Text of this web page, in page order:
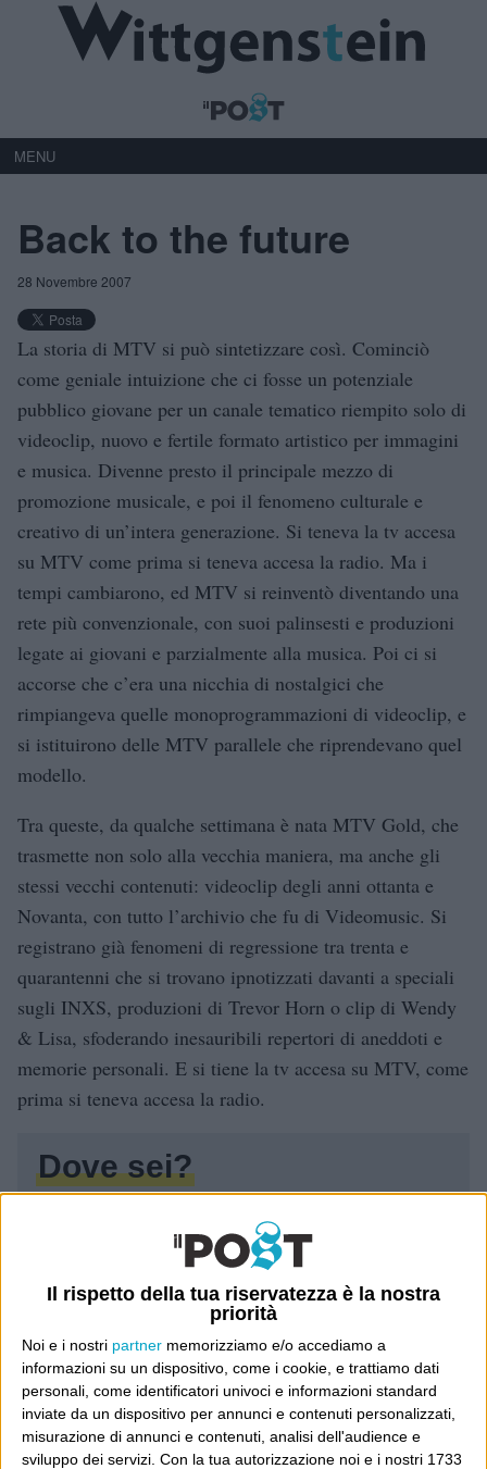
Il rispetto della tua riservatezza è la nostra
priorità
Noi e i nostri partner memorizziamo e/o accediamo a
informazioni su un dispositivo, come i cookie, e trattiamo dati
personali, come identificatori univoci e informazioni standard
inviate da un dispositivo per annunci e contenuti personalizzati,
misurazione di annunci e contenuti, analisi dell'audience e
sviluppo dei servizi. Con la tua autorizzazione noi e i nostri 1733
MENU
Back to the future
28 Novembre 2007
La storia di MTV si può sintetizzare così. Cominciò
come geniale intuizione che ci fosse un potenziale
pubblico giovane per un canale tematico riempito solo di
videoclip, nuovo e fertile formato artistico per immagini
e musica. Divenne presto il principale mezzo di
promozione musicale, e poi il fenomeno culturale e
creativo di un’intera generazione. Si teneva la tv accesa
su MTV come prima si teneva accesa la radio. Ma i
tempi cambiarono, ed MTV si reinventò diventando una
rete più convenzionale, con suoi palinsesti e produzioni
legate ai giovani e parzialmente alla musica. Poi ci si
accorse che c’era una nicchia di nostalgici che
rimpiangeva quelle monoprogrammazioni di videoclip, e
si istituirono delle MTV parallele che riprendevano quel
modello.
Tra queste, da qualche settimana è nata MTV Gold, che
trasmette non solo alla vecchia maniera, ma anche gli
stessi vecchi contenuti: videoclip degli anni ottanta e
Novanta, con tutto l’archivio che fu di Videomusic. Si
registrano già fenomeni di regressione tra trenta e
quarantenni che si trovano ipnotizzati davanti a speciali
sugli INXS, produzioni di Trevor Horn o clip di Wendy
& Lisa, sfoderando inesauribili repertori di aneddoti e
memorie personali. E si tiene la tv accesa su MTV, come
prima si teneva accesa la radio.
Dove sei?
Wittgenstein è il blog di Luca Sofri, il fondatore e
direttore editoriale del giornale online il Post. Forse
sei qui perché conosci già il Post, o forse sei
capitato qui per altri giri.
In questo secondo caso, e se Wittgenstein ti piace,
potrebbe piacerti anche il Post: che è partito
proprio da qui, e dal voler portare gli approcci di
questo blog dentro a un progetto più grande.